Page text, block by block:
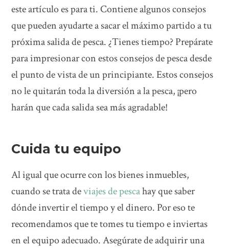
este artículo es para ti. Contiene algunos consejos
que pueden ayudarte a sacar el máximo partido a tu
próxima salida de pesca. ¿Tienes tiempo? Prepárate
para impresionar con estos consejos de pesca desde
el punto de vista de un principiante. Estos consejos
no le quitarán toda la diversión a la pesca, ¡pero
harán que cada salida sea más agradable!
Cuida tu equipo
Al igual que ocurre con los bienes inmuebles,
cuando se trata deviajes de pescahay que saber
dónde invertir el tiempo y el dinero. Por eso te
recomendamos que te tomes tu tiempo e inviertas
en el equipo adecuado. Asegúrate de adquirir una